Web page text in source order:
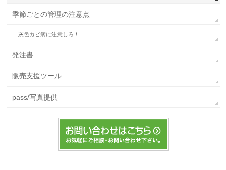
季節ごとの管理の注意点
灰色カビ病に注意しろ！
発注書
販売支援ツール
pass/写真提供